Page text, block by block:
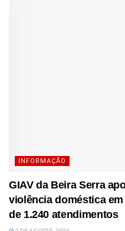
INFORMAÇÃO
GIAV da Beira Serra
violência doméstica
de 1.240 atendimentos